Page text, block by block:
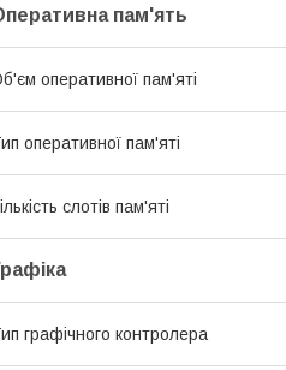
пам'ять
оперативної пам'яті
оперативної пам'яті
слотів пам'яті
графічного контролера